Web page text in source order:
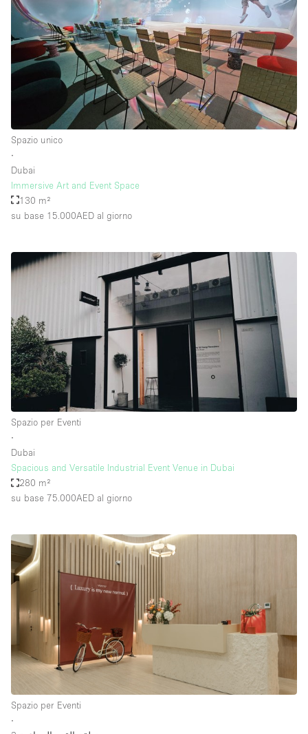
Spazio unico
∙
Dubai
Immersive Art and Event Space
130 m²
su base 15.000AED al giorno
Spazio per Eventi
∙
Dubai
Spacious and Versatile Industrial Event Venue in Dubai
280 m²
su base 75.000AED al giorno
Spazio per Eventi
∙